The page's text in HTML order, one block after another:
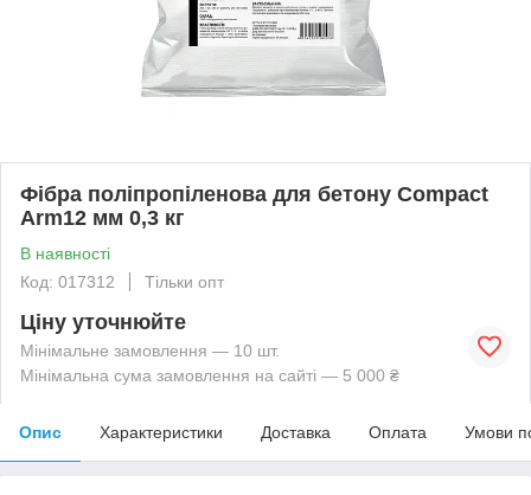
Фібра поліпропіленова для бетону Сompact
Arm12 мм 0,3 кг
В наявності
Код: 017312
Тільки опт
Ціну уточнюйте
Мінімальне замовлення — 10 шт.
Мінімальна сума замовлення на сайті — 5 000 ₴
Опис Характеристики Доставка Оплата Умови